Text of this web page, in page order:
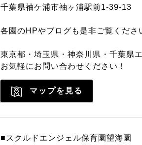
千葉県袖ケ浦市袖ヶ浦駅前1-39-13
各園のHPやブログも是非ご覧くださ
東京都・埼玉県・神奈川県・千葉県
お気軽にお問い合わせください！
マップを見る
■スクルドエンジェル保育園望海園